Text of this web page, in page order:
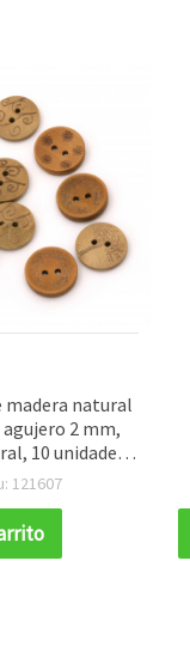
madera natural
2 mm,
10 unidades
121607